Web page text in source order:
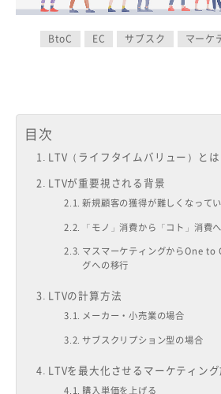
BtoC EC サブスク マーケ
目次
LTV（ライフタイムバリュー）とは
LTVが重要視される背景
新規顧客の獲得が難しくなって
「モノ」消費から「コト」消費
マスマーケティングからOne to
グへの移行
LTVの計算方法
メーカー・小売業の場合
サブスクリプション型の場合
LTVを最大化させるマーケティン
購入単価を上げる